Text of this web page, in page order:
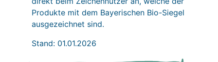
Produkte mit dem Bayerischen Bio-Siegel
ausgezeichnet sind.
Stand: 01.01.2026